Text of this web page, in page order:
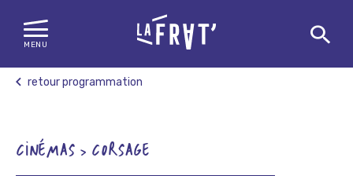
Skip
MENU
retour programmation
CINÉMAS > CORSAGE